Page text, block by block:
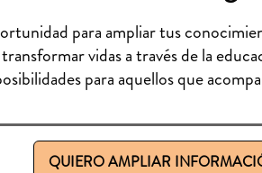
para ampliar tus
vidas a través de la
para aquellos que
QUIERO AMPLIAR